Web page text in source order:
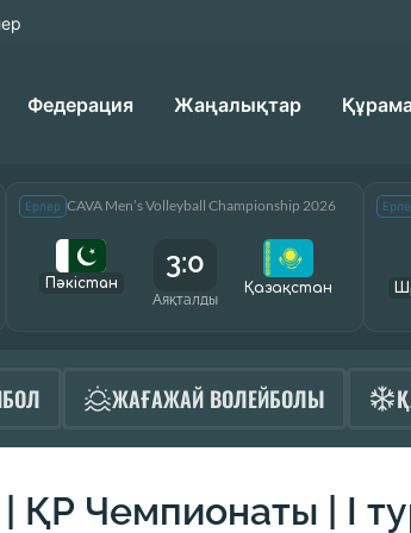
Федерация Жаңалықтар
Ерлер CAVA Men’s Volleyball Championship 2026
Пәкістан
3:0
Аяқталды
Қазақcтан
ЖАҒАЖАЙ ВОЛЕЙБОЛЫ
ҚР Чемпионаты | I